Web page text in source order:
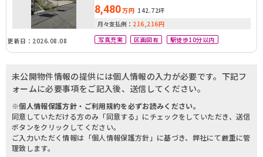
8,480万円 142.72坪
月々支払例： 216,216円
写真充実
区画図有 駅徒歩10分以内
更新日：2026.08.08
未公開物件情報の提供には個人情報の入力が必要です。下記フ
ォームに必要事項をご記入後、送信してください。
※個人情報保護方針・ご利用規約を必ずお読みください。
同意していただける方のみ「同意する」にチェックをしていただき、送信
ボタンをクリックしてください。
ご入力いただく情報は「個人情報保護方針」に基づき、弊社にて厳重に管
理致します。